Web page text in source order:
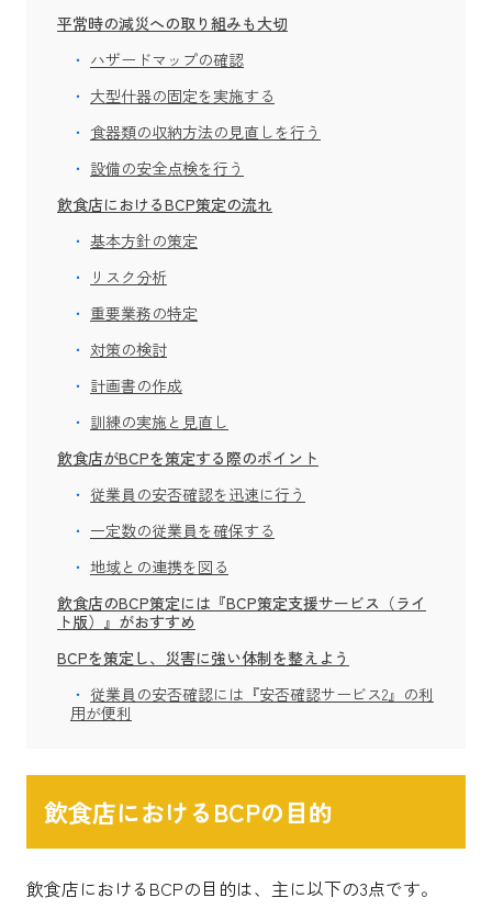
平常時の減災への取り組みも大切
ハザードマップの確認
大型什器の固定を実施する
食器類の収納方法の見直しを行う
設備の安全点検を行う
飲食店におけるBCP策定の流れ
基本方針の策定
リスク分析
重要業務の特定
対策の検討
計画書の作成
訓練の実施と見直し
飲食店がBCPを策定する際のポイント
従業員の安否確認を迅速に行う
一定数の従業員を確保する
地域との連携を図る
飲食店のBCP策定には『BCP策定支援サービス（ライ
ト版）』がおすすめ
BCPを策定し、災害に強い体制を整えよう
従業員の安否確認には『安否確認サービス2』の利
用が便利
飲食店におけるBCPの目的
飲食店におけるBCPの目的は、主に以下の3点です。